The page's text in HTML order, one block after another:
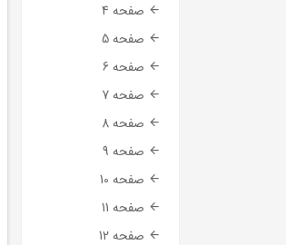
صفحه 4
صفحه 5
صفحه 6
صفحه 7
صفحه 8
صفحه 9
صفحه 10
صفحه 11
صفحه 12